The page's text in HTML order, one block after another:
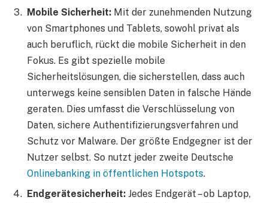
Mobile Sicherheit: Mit der zunehmenden Nutzung
von Smartphones und Tablets, sowohl privat als
auch beruflich, rückt die mobile Sicherheit in den
Fokus. Es gibt spezielle mobile
Sicherheitslösungen, die sicherstellen, dass auch
unterwegs keine sensiblen Daten in falsche Hände
geraten. Dies umfasst die Verschlüsselung von
Daten, sichere Authentifizierungsverfahren und
Schutz vor Malware. Der größte Endgegner ist der
Nutzer selbst. So nutzt jeder zweite Deutsche
Onlinebanking in öffentlichen Hotspots.
Endgerätesicherheit: Jedes Endgerät – ob Laptop,